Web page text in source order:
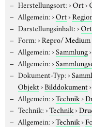
Herstellungsort:›Ort›
Allgemein:›Ort›
Darstellungsinhalt:›Ort
Form:›Repro/ Medium
Allgemein:›Sammlung›
Allgemein:›
Dokument-Typ:›
Objekt›Bilddokument›
Allgemein:›Technik›
Technik:›Technik›
Allgemein:›Technik›